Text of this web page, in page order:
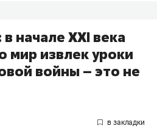
начале XXI века
мир извлек уроки
войны – это не